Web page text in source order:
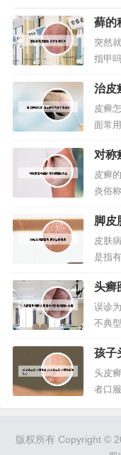
藓的
突然
指甲
或甲
菌及
灰指
之为“
现代
治皮
皮癣
面常
膏，
皮肤
菌感
芬乳
瘙时
对称
皮癣
炎俗
出现
于成
冬春
经常
了，
脚皮
皮肤
是指
肤病
在皮
大全
皮肤
为红
头癣
误诊
不典
瑰糠
一）
潜伏
20万
孩子
怎么
头皮
者口
关。2
版权所有 Copyright ©